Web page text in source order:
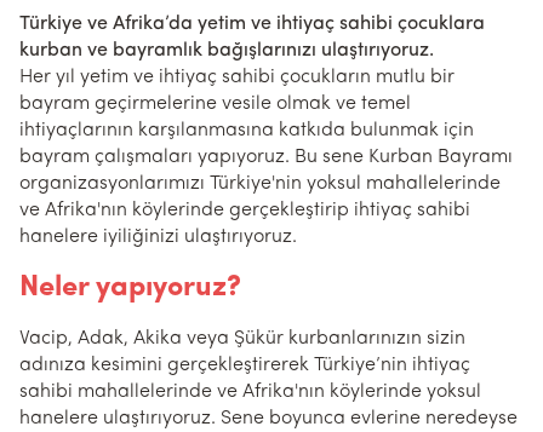
Türkiye ve Afrika’da yetim ve ihtiyaç sahibi çocuklara
kurban ve bayramlık bağışlarınızı ulaştırıyoruz.
Her yıl yetim ve ihtiyaç sahibi çocukların mutlu bir
bayram geçirmelerine vesile olmak ve temel
ihtiyaçlarının karşılanmasına katkıda bulunmak için
bayram çalışmaları yapıyoruz. Bu sene Kurban Bayramı
organizasyonlarımızı Türkiye'nin yoksul mahallelerinde
ve Afrika'nın köylerinde gerçekleştirip ihtiyaç sahibi
hanelere iyiliğinizi ulaştırıyoruz.
Neler yapıyoruz?
Vacip, Adak, Akika veya Şükür kurbanlarınızın sizin
adınıza kesimini gerçekleştirerek Türkiye’nin ihtiyaç
sahibi mahallelerinde ve Afrika'nın köylerinde yoksul
hanelere ulaştırıyoruz. Sene boyunca evlerine neredeyse